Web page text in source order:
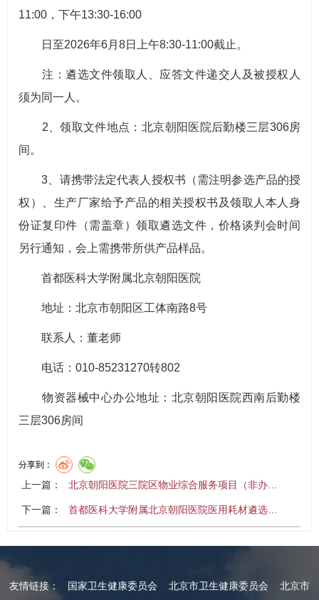
11:00，下午13:30-16:00
日至2026年6月8日上午8:30-11:00截止。
注：遴选文件领取人、应答文件递交人及被授权人
须为同一人。
2、领取文件地点：北京朝阳医院后勤楼三层306房
间。
3、请携带法定代表人授权书（需注明参选产品的授
权）、生产厂家给予产品的相关授权书及领取人本人身
份证复印件（需盖章）领取遴选文件，价格谈判会时间
另行通知，会上需携带所供产品样品。
首都医科大学附属北京朝阳医院
地址：北京市朝阳区工体南路8号
联系人：董老师
电话：010-85231270转802
物资器械中心办公地址：北京朝阳医院西南后勤楼
三层306房间
分享到：
上一篇： 北京朝阳医院三院区物业综合服务项目（非办…
下一篇： 首都医科大学附属北京朝阳医院医用耗材遴选…
友情链接： 国家卫生健康委员会 北京市卫生健康委员会 北京市